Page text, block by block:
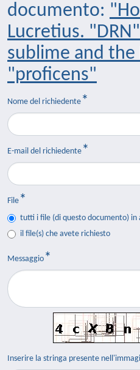
documento:
Lucretius.
sublime and the
"proficens"
Nome del richiedente
E-mail del richiedente
File
tutti i file (di questo documento) in
il file(s) che avete richiesto
Messaggio
Inserire la stringa presente